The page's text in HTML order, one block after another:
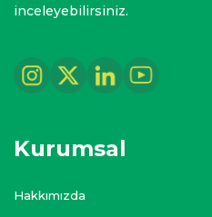
inceleyebilirsiniz.
Kurumsal
Hakkımızda